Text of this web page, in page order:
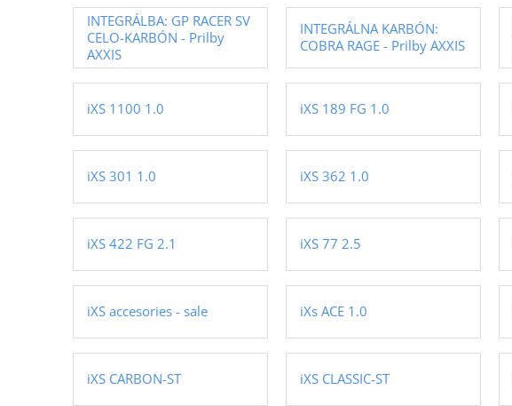
INTEGRÁLBA: GP RACER SV
CELO-KARBÓN - Prilby
AXXIS
INTEGRÁLNA KARBÓN:
COBRA RAGE - Prilby AXXIS
iXS 1100 1.0 iXS 189 FG 1.0
iXS 301 1.0 iXS 362 1.0
iXS 422 FG 2.1 iXS 77 2.5
iXS accesories - sale iXs ACE 1.0
iXS CARBON-ST iXS CLASSIC-ST